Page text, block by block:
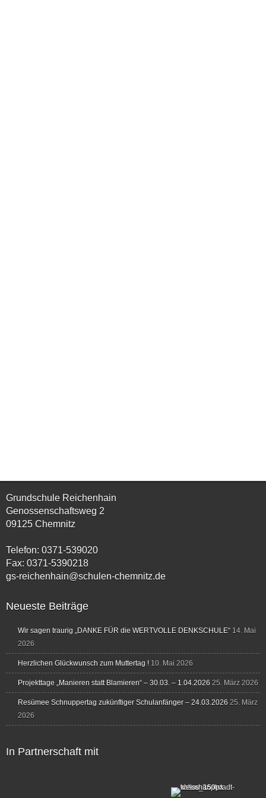
Grundschule Reichenhain
Genossenschaftsweg 2
09125 Chemnitz
Telefon: 0371-539020
Fax: 0371-5390218
gs-reichenhain@schulen-chemnitz.de
Neueste Beiträge
Wir sagen traurig „DANKE FÜR die WERTVOLLE DENKSCHULE“ 14. Mai
2026
Herzlichen Glückwunsch zum Muttertag ! 10. Mai 2026
Projekttage „Manieren statt Blamieren“ – 30.03. – 1.04.2026 25. März 2026
Resümee Schnuppertag zukünftiger Schulanfänger – 24.03.2026 25. März
2026
In Partnerschaft mit